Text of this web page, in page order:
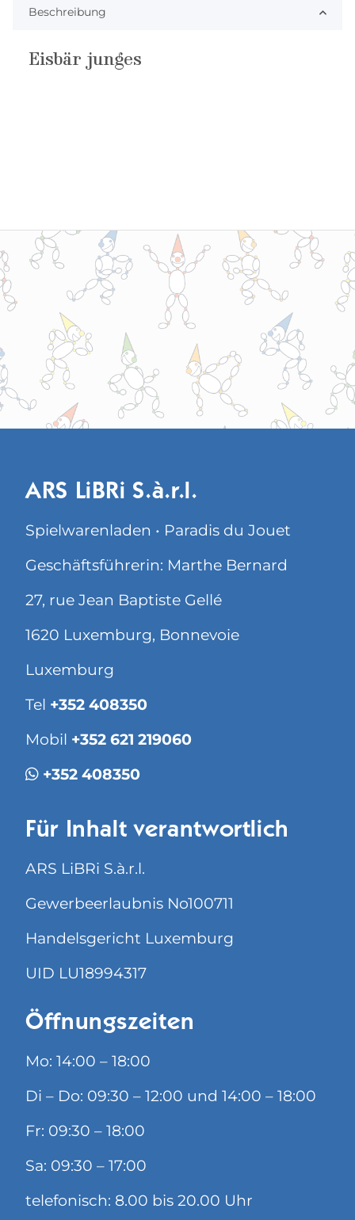
Beschreibung
Eisbär junges
ARS LiBRi S.à.r.l.
Spielwarenladen • Paradis du Jouet
Geschäftsführerin: Marthe Bernard
27, rue Jean Baptiste Gellé
1620 Luxemburg, Bonnevoie
Luxemburg
Tel +352 408350
Mobil +352 621 219060
+352 408350
Für Inhalt verantwortlich
ARS LiBRi S.à.r.l.
Gewerbeerlaubnis No100711
Handelsgericht Luxemburg
UID LU18994317
Öffnungszeiten
Mo: 14:00 – 18:00
Di – Do: 09:30 – 12:00 und 14:00 – 18:00
Fr: 09:30 – 18:00
Sa: 09:30 – 17:00
telefonisch: 8.00 bis 20.00 Uhr